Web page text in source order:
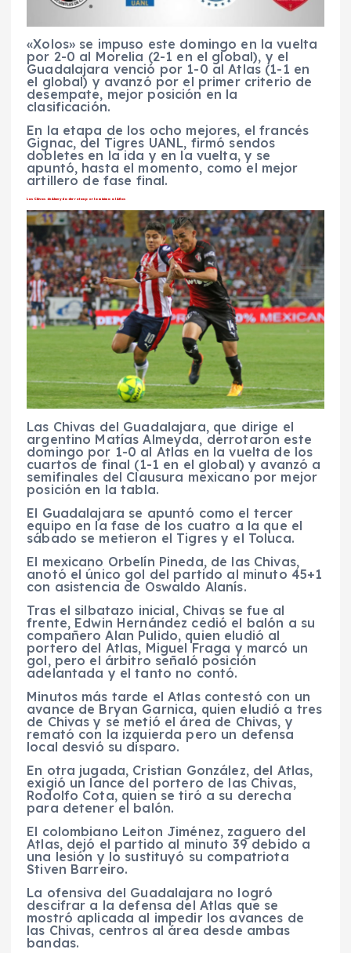
«Xolos» se impuso este domingo en la vuelta
por 2-0 al Morelia (2-1 en el global), y el
Guadalajara venció por 1-0 al Atlas (1-1 en
el global) y avanzó por el primer criterio de
desempate, mejor posición en la
clasificación.
En la etapa de los ocho mejores, el francés
Gignac, del Tigres UANL, firmó sendos
dobletes en la ida y en la vuelta, y se
apuntó, hasta el momento, como el mejor
artillero de fase final.
Las Chivas de Almeyda derrotan por la mínima al Atlas
Las Chivas del Guadalajara, que dirige el
argentino Matías Almeyda, derrotaron este
domingo por 1-0 al Atlas en la vuelta de los
cuartos de final (1-1 en el global) y avanzó a
semifinales del Clausura mexicano por mejor
posición en la tabla.
El Guadalajara se apuntó como el tercer
equipo en la fase de los cuatro a la que el
sábado se metieron el Tigres y el Toluca.
El mexicano Orbelín Pineda, de las Chivas,
anotó el único gol del partido al minuto 45+1
con asistencia de Oswaldo Alanís.
Tras el silbatazo inicial, Chivas se fue al
frente, Edwin Hernández cedió el balón a su
compañero Alan Pulido, quien eludió al
portero del Atlas, Miguel Fraga y marcó un
gol, pero el árbitro señaló posición
adelantada y el tanto no contó.
Minutos más tarde el Atlas contestó con un
avance de Bryan Garnica, quien eludió a tres
de Chivas y se metió el área de Chivas, y
remató con la izquierda pero un defensa
local desvió su disparo.
En otra jugada, Cristian González, del Atlas,
exigió un lance del portero de las Chivas,
Rodolfo Cota, quien se tiró a su derecha
para detener el balón.
El colombiano Leiton Jiménez, zaguero del
Atlas, dejó el partido al minuto 39 debido a
una lesión y lo sustituyó su compatriota
Stiven Barreiro.
La ofensiva del Guadalajara no logró
descifrar a la defensa del Atlas que se
mostró aplicada al impedir los avances de
las Chivas, centros al área desde ambas
bandas.